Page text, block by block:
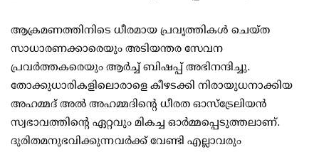
ആക്രമണത്തിനിടെ ധീരമായ പ്രവൃത്തികൾ ചെയ്ത
സാധാരണക്കാരെയും അടിയന്തര സേവന
പ്രവർത്തകരെയും ആർച്ച് ബിഷപ്പ് അഭിനന്ദിച്ചു.
തോക്കുധാരികളിലൊരാളെ കീഴടക്കി നിരായുധനാക്കിയ
അഹമ്മദ് അൽ അഹമ്മദിൻ്റെ ധീരത ഓസ്‌ട്രേലിയൻ
സ്വഭാവത്തിൻ്റെ ഏറ്റവും മികച്ച ഓർമ്മപ്പെടുത്തലാണ്.
ദുരിതമനുഭവിക്കുന്നവർക്ക് വേണ്ടി എല്ലാവരും